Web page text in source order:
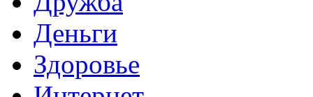
Деньги
Здоровье